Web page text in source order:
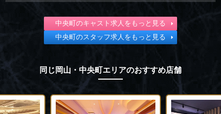
中央町のキャスト求人をもっと見る
中央町のスタッフ求人をもっと見る
同じ岡山・中央町エリアのおすすめ店舗